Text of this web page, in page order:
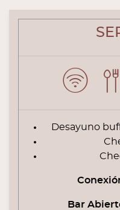
CONTENT
Desayuno
Bar